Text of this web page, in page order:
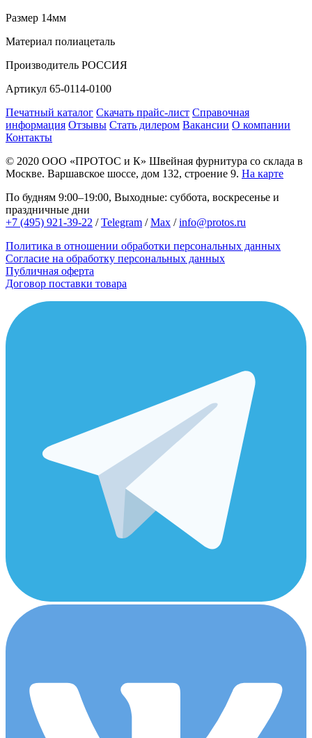
Размер 14мм
Материал полиацеталь
Производитель РОССИЯ
Артикул 65-0114-0100
Печатный каталог Скачать прайс-лист Справочная
информация Отзывы Стать дилером Вакансии О компании
Контакты
© 2020 ООО «ПРОТОС и К» Швейная фурнитура со склада в
Москве. Варшавское шоссе, дом 132, строение 9. На карте
По будням 9:00–19:00, Выходные: суббота, воскресенье и
праздничные дни
+7 (495) 921-39-22 /Telegram /Max /info@protos.ru
Политика в отношении обработки персональных данных
Согласие на обработку персональных данных
Публичная оферта
Договор поставки товара